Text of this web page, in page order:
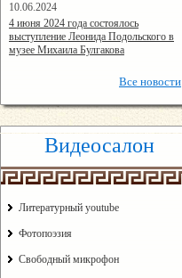
10.06.2024
15:02:44
4 июня 2024 года состоялось
выступление Леонида Подольского в
музее Михаила Булгакова
Все новости
Видеосалон
Литературный youtube
Фотопоэзия
Свободный микрофон